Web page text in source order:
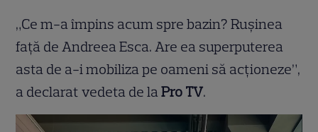
„Ce m-a împins acum spre bazin? Rușinea
față de Andreea Esca. Are ea superputerea
asta de a-i mobiliza pe oameni să acționeze”,
a declarat vedeta de laPro TV.